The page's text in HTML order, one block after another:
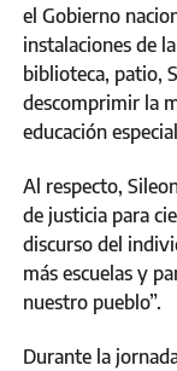
el Gobierno
instalaciones de
biblioteca, patio,
descomprimir la
educación
Al respecto,
de justicia para
discurso del
más escuelas y
nuestro pueblo”.
Durante la